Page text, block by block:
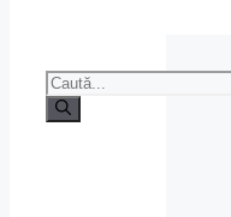
Caută
după: